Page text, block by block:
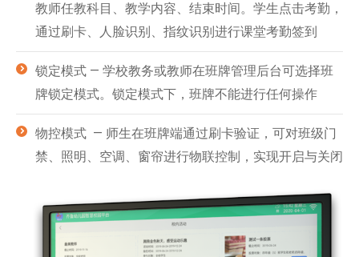
教师任教科目、教学内容、结束时间。学生点击考勤，
通过刷卡、人脸识别、指纹识别进行课堂考勤签到
锁定模式 — 学校教务或教师在班牌管理后台可选择班
牌锁定模式。锁定模式下，班牌不能进行任何操作
物控模式 — 师生在班牌端通过刷卡验证，可对班级门
禁、照明、空调、窗帘进行物联控制，实现开启与关闭